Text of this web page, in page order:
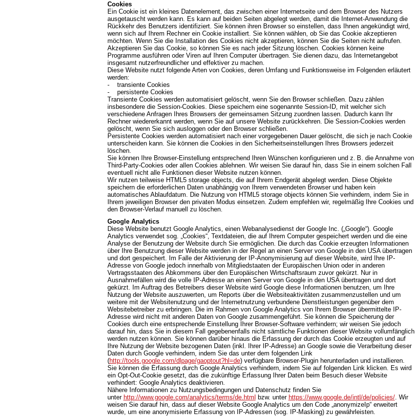
Cookies
Ein Cookie ist ein kleines Datenelement, das zwischen einer Internetseite und dem Browser des Nutzers
ausgetauscht werden kann. Es kann auf beiden Seiten abgelegt werden, damit die Internet-Anwendung die
Rückkehr des Benutzers identifiziert. Sie können ihren Browser so einstellen, dass Ihnen angekündigt wird,
wenn sich auf Ihrem Rechner ein Cookie installiert. Sie können wählen, ob Sie das Cookie akzeptieren
möchten. Wenn Sie die Installation des Cookies nicht akzeptieren, können Sie die Seiten nicht aufrufen.
Akzeptieren Sie das Cookie, so können Sie es nach jeder Sitzung löschen. Cookies können keine
Programme ausführen oder Viren auf Ihren Computer übertragen. Sie dienen dazu, das Internetangebot
insgesamt nutzerfreundlicher und effektiver zu machen.
Diese Website nutzt folgende Arten von Cookies, deren Umfang und Funktionsweise im Folgenden erläutert
werden:
- transiente Cookies
- persistente Cookies
Transiente Cookies werden automatisiert gelöscht, wenn Sie den Browser schließen. Dazu zählen
insbesondere die Session-Cookies. Diese speichern eine sogenannte Session-ID, mit welcher sich
verschiedene Anfragen Ihres Browsers der gemeinsamen Sitzung zuordnen lassen. Dadurch kann Ihr
Rechner wiedererkannt werden, wenn Sie auf unsere Website zurückkehren. Die Session-Cookies werden
gelöscht, wenn Sie sich ausloggen oder den Browser schließen.
Persistente Cookies werden automatisiert nach einer vorgegebenen Dauer gelöscht, die sich je nach Cookie
unterscheiden kann. Sie können die Cookies in den Sicherheitseinstellungen Ihres Browsers jederzeit
löschen.
Sie können Ihre Browser-Einstellung entsprechend Ihren Wünschen konfigurieren und z. B. die Annahme von
Third-Party-Cookies oder allen Cookies ablehnen. Wir weisen Sie darauf hin, dass Sie in einem solchen Fall
eventuell nicht alle Funktionen dieser Website nutzen können.
Wir nutzen teilweise HTML5 storage objects, die auf Ihrem Endgerät abgelegt werden. Diese Objekte
speichern die erforderlichen Daten unabhängig von Ihrem verwendeten Browser und haben kein
automatisches Ablaufdatum. Die Nutzung von HTML5 storage objects können Sie verhindern, indem Sie in
Ihrem jeweiligen Browser den privaten Modus einsetzen. Zudem empfehlen wir, regelmäßig Ihre Cookies und
den Browser-Verlauf manuell zu löschen.
Google Analytics
Diese Website benutzt Google Analytics, einen Webanalysedienst der Google Inc. („Google“). Google
Analytics verwendet sog. „Cookies“, Textdateien, die auf Ihrem Computer gespeichert werden und die eine
Analyse der Benutzung der Website durch Sie ermöglichen. Die durch das Cookie erzeugten Informationen
über Ihre Benutzung dieser Website werden in der Regel an einen Server von Google in den USA übertragen
und dort gespeichert. Im Falle der Aktivierung der IP-Anonymisierung auf dieser Website, wird Ihre IP-
Adresse von Google jedoch innerhalb von Mitgliedstaaten der Europäischen Union oder in anderen
Vertragsstaaten des Abkommens über den Europäischen Wirtschaftsraum zuvor gekürzt. Nur in
Ausnahmefällen wird die volle IP-Adresse an einen Server von Google in den USA übertragen und dort
gekürzt. Im Auftrag des Betreibers dieser Website wird Google diese Informationen benutzen, um Ihre
Nutzung der Website auszuwerten, um Reports über die Websiteaktivitäten zusammenzustellen und um
weitere mit der Websitenutzung und der Internetnutzung verbundene Dienstleistungen gegenüber dem
Websitebetreiber zu erbringen. Die im Rahmen von Google Analytics von Ihrem Browser übermittelte IP-
Adresse wird nicht mit anderen Daten von Google zusammengeführt. Sie können die Speicherung der
Cookies durch eine entsprechende Einstellung Ihrer Browser-Software verhindern; wir weisen Sie jedoch
darauf hin, dass Sie in diesem Fall gegebenenfalls nicht sämtliche Funktionen dieser Website vollumfänglich
werden nutzen können. Sie können darüber hinaus die Erfassung der durch das Cookie erzeugten und auf
Ihre Nutzung der Website bezogenen Daten (inkl. Ihrer IP-Adresse) an Google sowie die Verarbeitung dieser
Daten durch Google verhindern, indem Sie das unter dem folgenden Link
(http://tools.google.com/dlpage/gaoptout?hl=de) verfügbare Browser-Plugin herunterladen und installieren.
Sie können die Erfassung durch Google Analytics verhindern, indem Sie auf folgenden Link klicken. Es wird
ein Opt-Out-Cookie gesetzt, das die zukünftige Erfassung Ihrer Daten beim Besuch dieser Website
verhindert: Google Analytics deaktivieren.
Nähere Informationen zu Nutzungsbedingungen und Datenschutz finden Sie
unter http://www.google.com/analytics/terms/de.html bzw. unter https://www.google.de/intl/de/policies/. Wir
weisen Sie darauf hin, dass auf dieser Website Google Analytics um den Code „anonymizeIp“ erweitert
wurde, um eine anonymisierte Erfassung von IP-Adressen (sog. IP-Masking) zu gewährleisten.